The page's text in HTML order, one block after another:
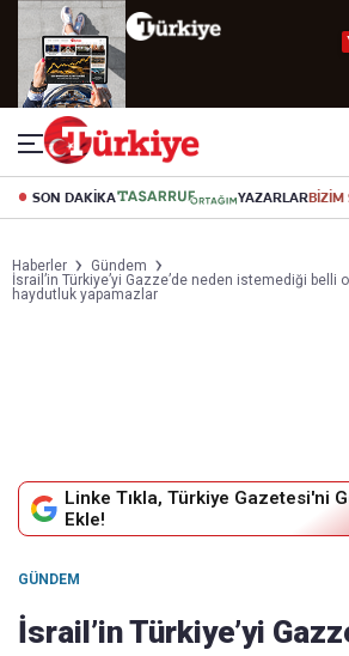
SON DAKİKA YAZARLARBİZİM
Haberler
Gündem
İsrail’in Türkiye’yi Gazze’de neden istemediği
haydutluk yapamazlar
Linke Tıkla, Türkiye Gazetesi'ni
Ekle!
GÜNDEM
İsrail’in Türkiye’yi